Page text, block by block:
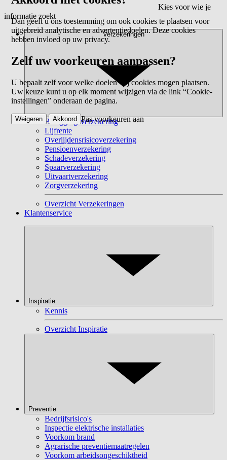
Kies voor wie je
informatie zoekt
Verzekeringen
Beleggingsverzekering
Lijfrente
Overlijdensrisicoverzekering
Pensioenverzekering
Schadeverzekering
Spaarverzekering
Uitvaartverzekering
Zorgverzekering
Overzicht Verzekeringen
Klantenservice
Inspiratie
Kennis
Overzicht Inspiratie
Preventie
Bedrijfsrisico's
Inspectie elektrische installaties
Voorkom brand
Agrarische preventiemaatregelen
Voorkom arbeidsongeschiktheid
Dan geeft u ons toestemming om ook cookies te plaatsen voor
uitgebreid analytische en advertentiedoelen. Deze cookies
hebben invloed op uw privacy.
Zelf uw voorkeuren aanpassen?
U bepaalt zelf voor welke doelen wij cookies mogen plaatsen.
Uw keuze kunt u op elk moment wijzigen via de link “Cookie-
instellingen” onderaan de pagina.
Pas voorkeuren aan
Weigeren Akkoord